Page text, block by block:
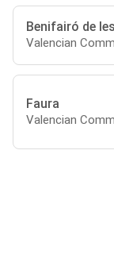
Benifairó de
Valencian
Faura
Valencian